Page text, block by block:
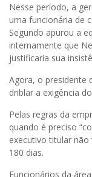
Nesse período, a
uma funcionária de
Segundo apurou a
internamente que
justificaria sua
Agora, o presidente
driblar a exigência
Pelas regras da
quando é preciso
executivo titular
180 dias.
Funcionários da